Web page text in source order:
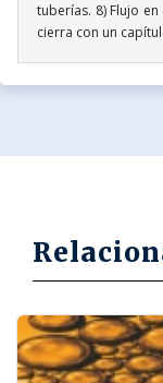
tuberías. 8) Flujo
cierra con un